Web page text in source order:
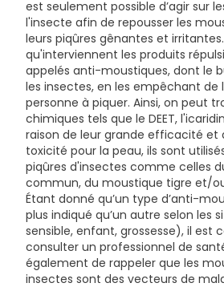
est seulement possible d’agir sur
l'insecte afin de repousser les
leurs piqûres gênantes et
qu'interviennent les produits
appelés anti-moustiques, dont le
les insectes, en les empêchant de
personne à piquer. Ainsi, on peut
chimiques tels que le DEET,
raison de leur grande efficacité et
toxicité pour la peau, ils sont
piqûres d'insectes comme celles
commun, du moustique tigre et/
Étant donné qu’un type d’anti-
plus indiqué qu’un autre selon les
sensible, enfant, grossesse), il est
consulter un professionnel de
également de rappeler que les
insectes sont des vecteurs de